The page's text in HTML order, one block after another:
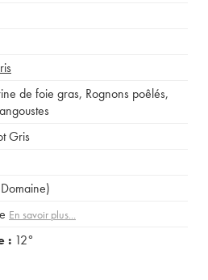
de foie gras, Rognons poêlés,
Gris
En savoir plus...
: 12°